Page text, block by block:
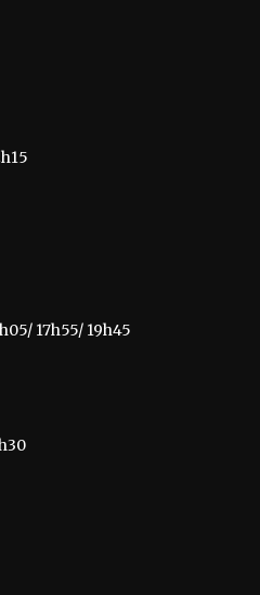
17h55/ 19h45